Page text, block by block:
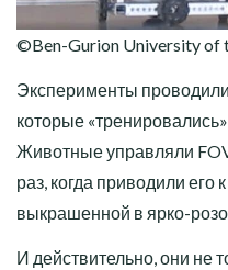
©Ben-Gurion University of
Эксперименты
которые
Животные управляли
раз, когда приводили его
выкрашенной в ярко-
И действительно, они не